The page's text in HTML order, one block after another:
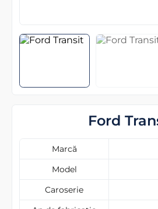
Ford
Marcă
Model
Caroserie